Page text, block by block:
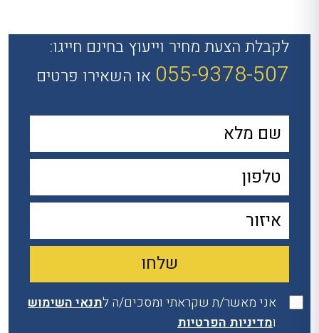
לקבלת הצעת מחיר וייעוץ בחינם חייגו:
055-9378-507 או השאירו פרטים
אני מאשר/ת שקראתי ומסכים/ה לתנאי השימוש
ומדיניות הפרטיות